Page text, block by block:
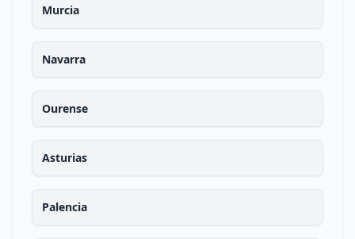
Murcia
Navarra
Ourense
Asturias
Palencia